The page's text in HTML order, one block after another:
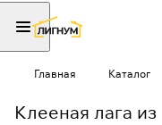
Главная Каталог
Клееная лага из